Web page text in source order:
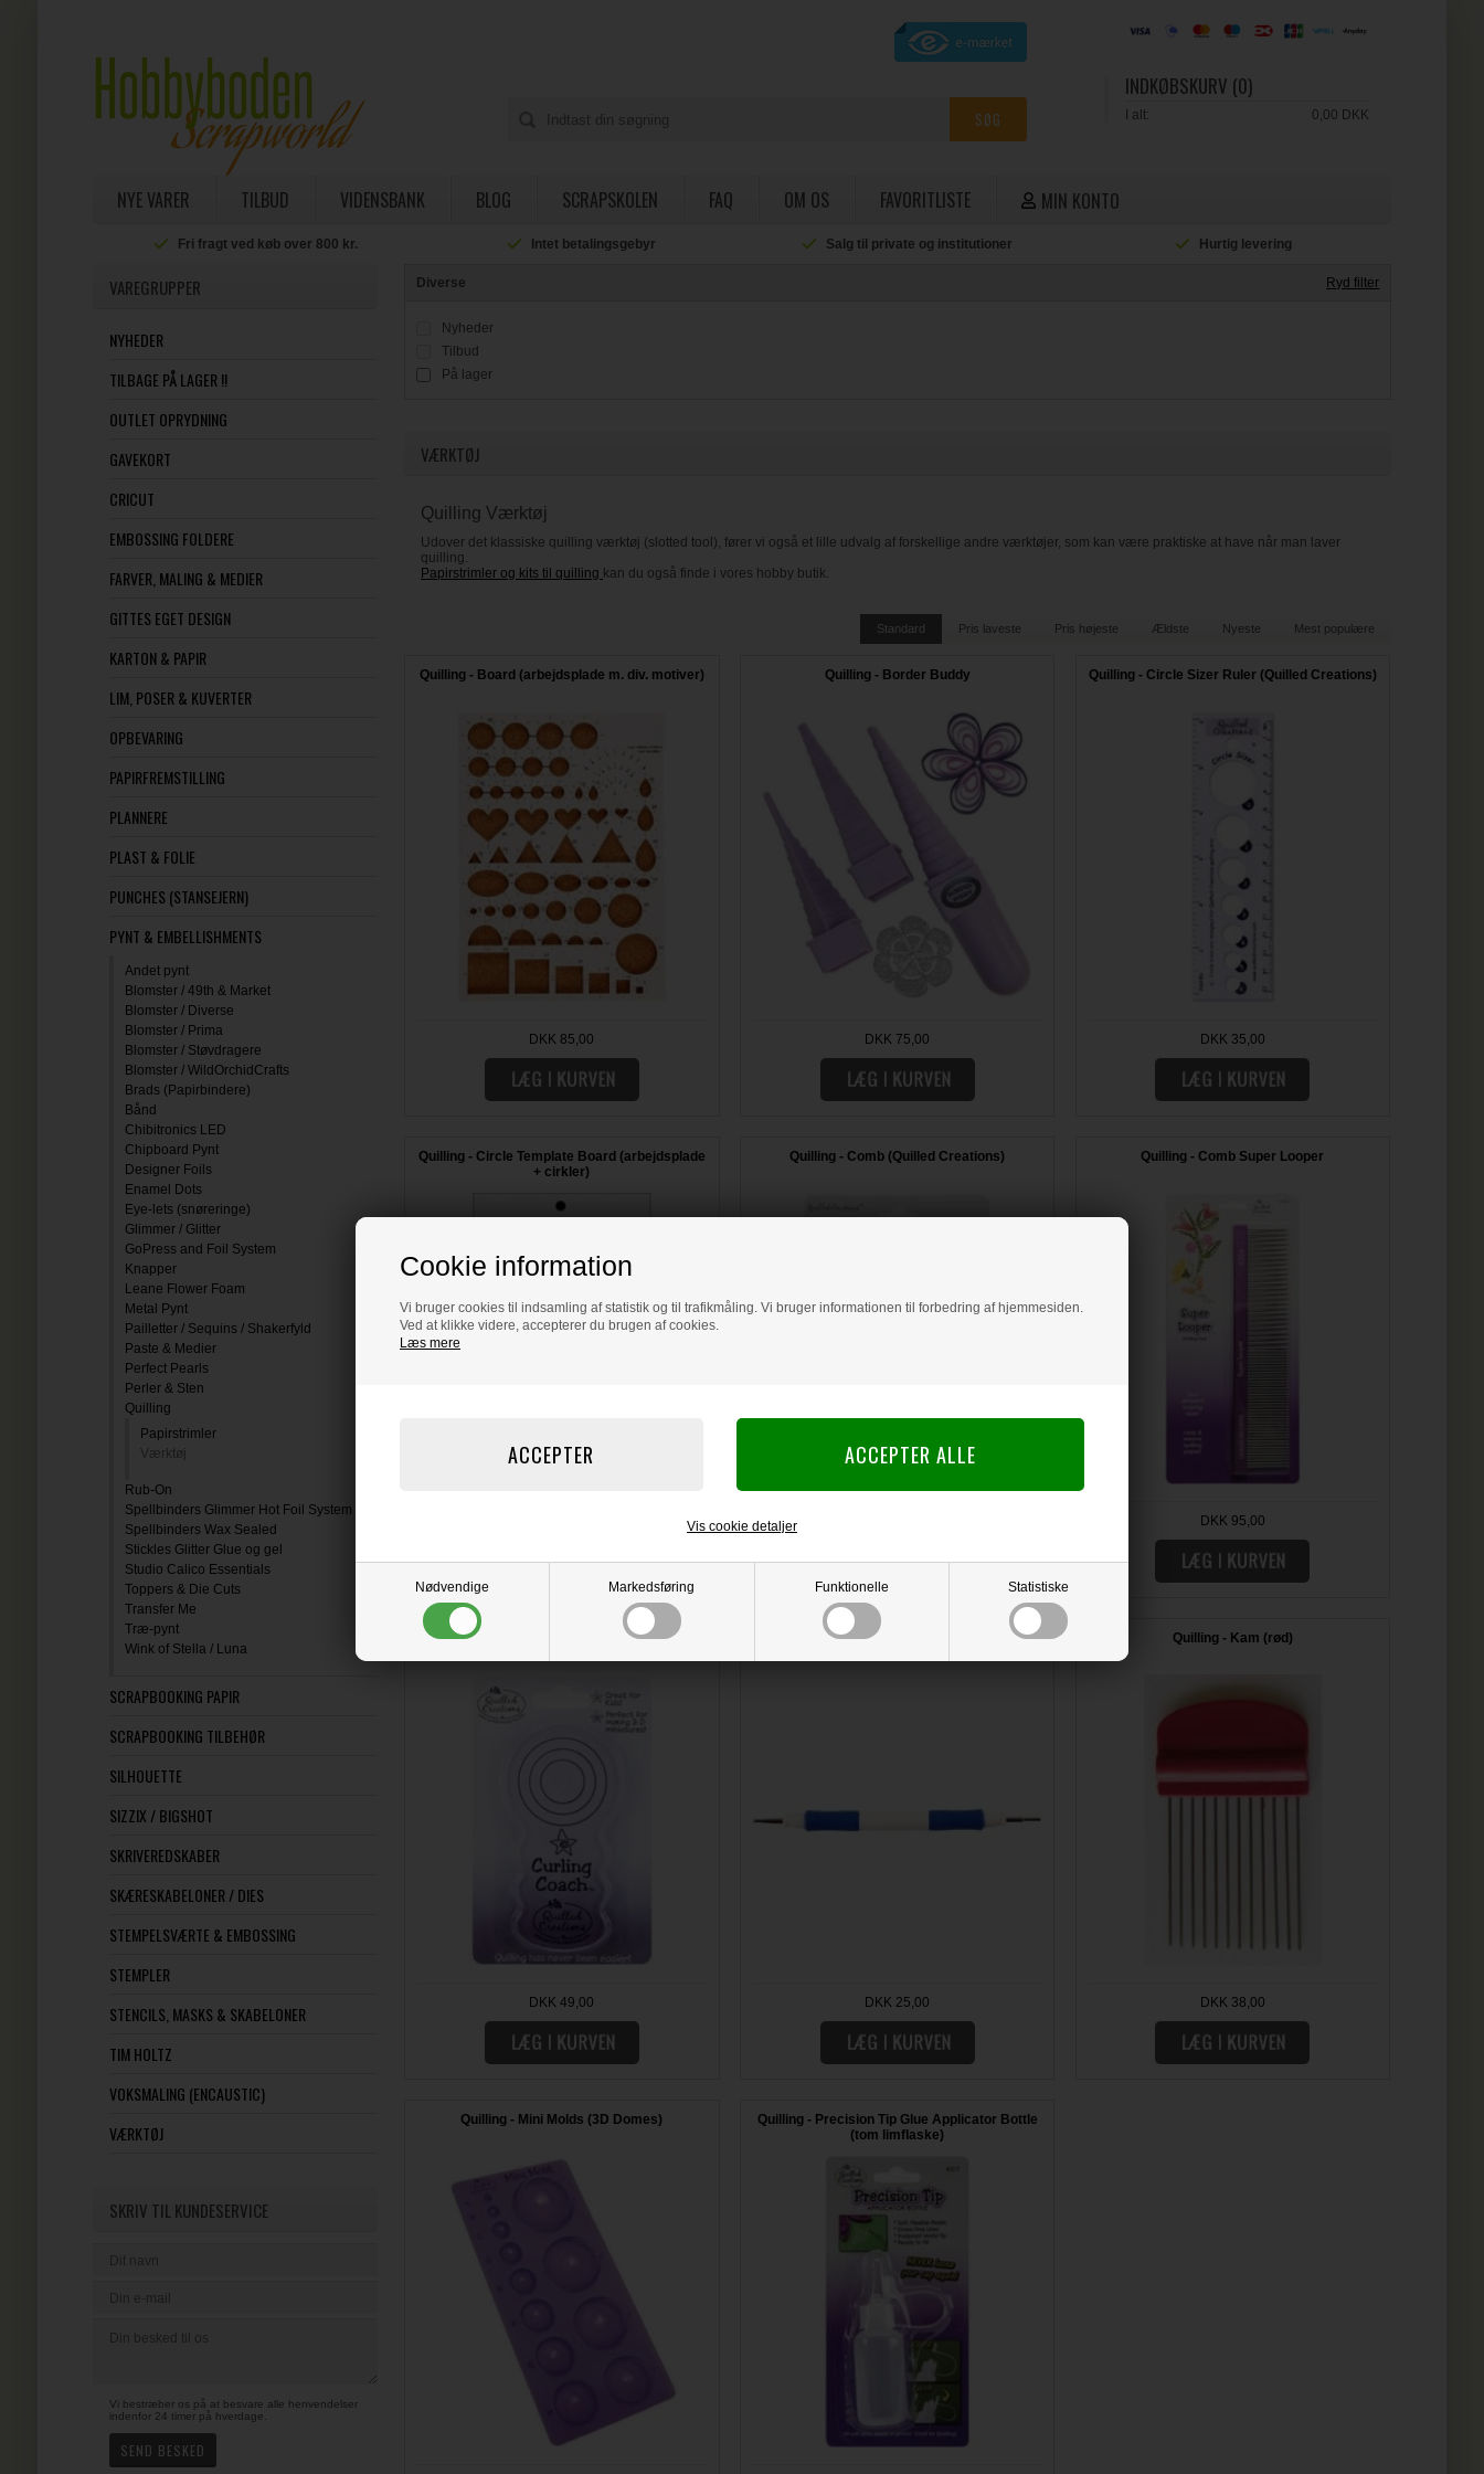
Cookie information
Vi bruger cookies til indsamling af statistik og til trafikmåling. Vi bruger informationen til forbedring af hjemmesiden.
Ved at klikke videre, accepterer du brugen af cookies.
Læs mere
Nødvendige Markedsføring Funktionelle Statistiske
Vis cookie detaljer
INDKØBSKURV (0)
I alt: 0,00 DKK
NYE VARER TILBUD VIDENSBANK BLOG SCRAPSKOLEN FAQ OM OS FAVORITLISTE MIN KONTO
Fri fragt ved køb over 800 kr. Intet betalingsgebyr Salg til private og institutioner Hurtig levering
VAREGRUPPER
NYHEDER
TILBAGE PÅ LAGER !!
OUTLET OPRYDNING
GAVEKORT
CRICUT
EMBOSSING FOLDERE
FARVER, MALING & MEDIER
GITTES EGET DESIGN
KARTON & PAPIR
LIM, POSER & KUVERTER
OPBEVARING
PAPIRFREMSTILLING
PLANNERE
PLAST & FOLIE
PUNCHES (STANSEJERN)
PYNT & EMBELLISHMENTS
Andet pynt
Blomster / 49th & Market
Blomster / Diverse
Blomster / Prima
Blomster / Støvdragere
Blomster / WildOrchidCrafts
Brads (Papirbindere)
Bånd
Chibitronics LED
Chipboard Pynt
Designer Foils
Enamel Dots
Eye-lets (snøreringe)
Glimmer / Glitter
GoPress and Foil System
Knapper
Leane Flower Foam
Metal Pynt
Pailletter / Sequins / Shakerfyld
Paste & Medier
Perfect Pearls
Perler & Sten
Quilling
Papirstrimler
Værktøj
Rub-On
Spellbinders Glimmer Hot Foil System
Spellbinders Wax Sealed
Stickles Glitter Glue og gel
Studio Calico Essentials
Toppers & Die Cuts
Transfer Me
Træ-pynt
Wink of Stella / Luna
SCRAPBOOKING PAPIR
SCRAPBOOKING TILBEHØR
SILHOUETTE
SIZZIX / BIGSHOT
SKRIVEREDSKABER
SKÆRESKABELONER / DIES
STEMPELSVÆRTE & EMBOSSING
STEMPLER
STENCILS, MASKS & SKABELONER
TIM HOLTZ
VOKSMALING (ENCAUSTIC)
VÆRKTØJ
SKRIV TIL KUNDESERVICE
Vi bestræber os på at besvare alle henvendelser
indenfor 24 timer på hverdage.
Diverse Ryd filter
Nyheder
Tilbud
På lager
VÆRKTØJ
Quilling Værktøj
Udover det klassiske quilling værktøj (slotted tool), fører vi også et lille udvalg af forskellige andre værktøjer, som kan være praktiske at have når man laver
quilling.
Papirstrimler og kits til quilling kan du også finde i vores hobby butik.
Standard Pris laveste Pris højeste Ældste Nyeste Mest populære
Quilling - Board (arbejdsplade m. div. motiver)
DKK 85,00
Quilling - Border Buddy
DKK 75,00
Quilling - Circle Sizer Ruler (Quilled Creations)
DKK 35,00
Quilling - Circle Template Board (arbejdsplade
+ cirkler)
Quilling - Comb (Quilled Creations) Quilling - Comb Super Looper
DKK 95,00
Quilling - Curling Coach
DKK 49,00
Quilling - Double Tool (inkl. embossing tool)
DKK 25,00
Quilling - Kam (rød)
DKK 38,00
Quilling - Mini Molds (3D Domes)
Quilling - Precision Tip Glue Applicator Bottle
(tom limflaske)